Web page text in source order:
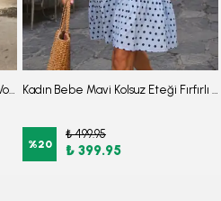
Kadın Antrasit Sıfır Yaka Etek Ucu Volanlı Kısa Kol Fermuarlı Elbise ARM-26Y001057 Kadın Bebe Mavi Kolsuz Eteği Fırfırlı Puantiyeli Elbise ARM-26Y001146
%20
₺ 499.95
₺ 399.95